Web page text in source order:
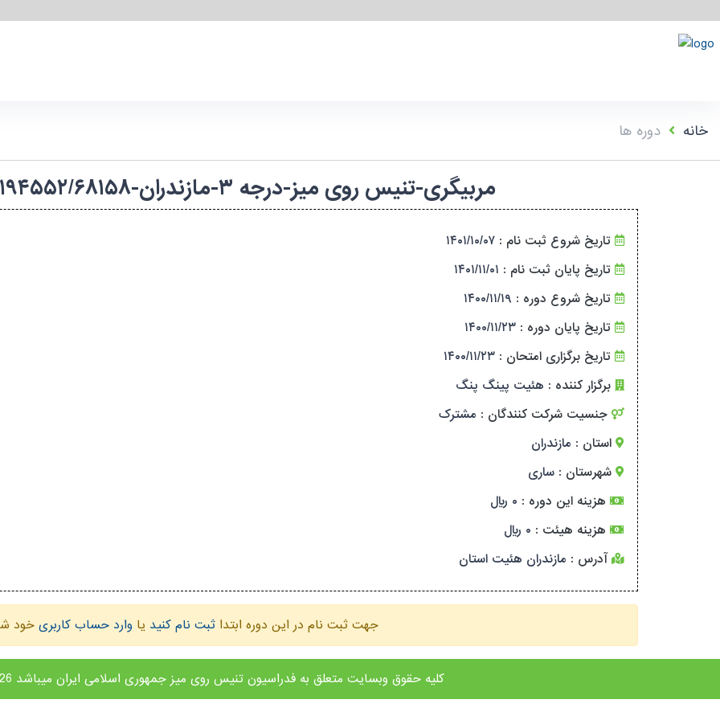
خانه دوره ها
مربیگری-تنیس روی میز-درجه ۳-مازندران-۱۴۰۱۱۰۷۱۹۴۵۵۲/۶۸۱۵۸-مشترک
تاریخ شروع ثبت نام : ۱۴۰۱/۱۰/۰۷
تاریخ پایان ثبت نام : ۱۴۰۱/۱۱/۰۱
تاریخ شروع دوره : ۱۴۰۰/۱۱/۱۹
تاریخ پایان دوره : ۱۴۰۰/۱۱/۲۳
تاریخ برگزاری امتحان : ۱۴۰۰/۱۱/۲۳
برگزار کننده : هئیت پینگ پنگ
جنسیت شرکت کنندگان : مشترک
استان : مازندران
شهرستان : ساری
هزینه این دوره : ۰ ریال
هزینه هیئت : ۰ ریال
آدرس : مازندران هئیت استان
جهت ثبت نام در این دوره ابتداثبت نام کنید یا وارد حساب کاربری خود
کلیه حقوق وبسایت متعلق به فدراسیون تنیس روی میز جمهوری اسلامی ایران میباشد Copyright 2026